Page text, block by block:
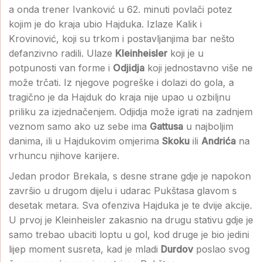
a onda trener Ivanković u 62. minuti povlači potez
kojim je do kraja ubio Hajduka. Izlaze Kalik i
Krovinović, koji su trkom i postavljanjima bar nešto
defanzivno radili. Ulaze Kleinheisler koji je u
potpunosti van forme i Odjidja koji jednostavno više ne
može trčati. Iz njegove pogreške i dolazi do gola, a
tragično je da Hajduk do kraja nije upao u ozbiljnu
priliku za izjednačenjem. Odjidja može igrati na zadnjem
veznom samo ako uz sebe ima Gattusa u najboljim
danima, ili u Hajdukovim omjerima Skoku ili Andrića na
vrhuncu njihove karijere.
Jedan prodor Brekala, s desne strane gdje je napokon
završio u drugom dijelu i udarac Pukštasa glavom s
desetak metara. Sva ofenziva Hajduka je te dvije akcije.
U prvoj je Kleinheisler zakasnio na drugu stativu gdje je
samo trebao ubaciti loptu u gol, kod druge je bio jedini
lijep moment susreta, kad je mladi Durdovposlao svog